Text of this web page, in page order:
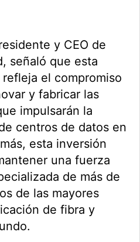
y CEO de
señaló que esta
el compromiso
y fabricar las
impulsarán la
centros de datos en
esta inversión
una fuerza
de más de
de las mayores
de fibra y